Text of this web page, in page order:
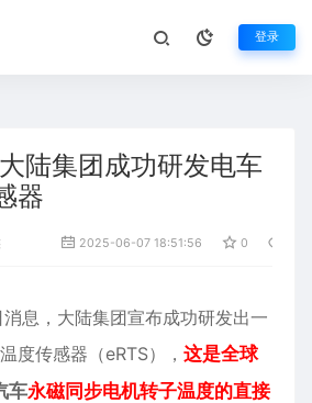
登录
陆集团成功研发电车
器
2025-06-07 18:51:56 0
息，大陆集团宣布成功研发出一
度传感器（eRTS）， 这是全球
车永磁同步电机转子温度的直接